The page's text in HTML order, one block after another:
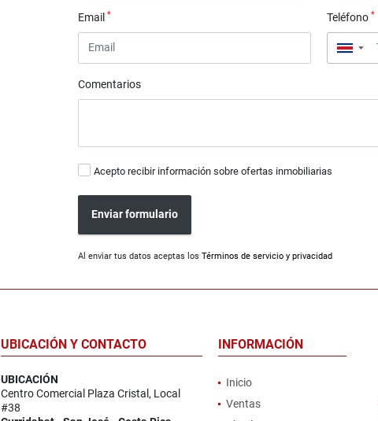
Email* Teléfono *
▼
Comentarios
Acepto recibir información sobre ofertas inmobiliarias
Enviar formulario
Al enviar tus datos aceptas losTérminos de servicio y privacidad
UBICACIÓN Y CONTACTO
UBICACIÓN
Centro Comercial Plaza Cristal, Local
#38
INFORMACIÓN
Inicio
Ventas